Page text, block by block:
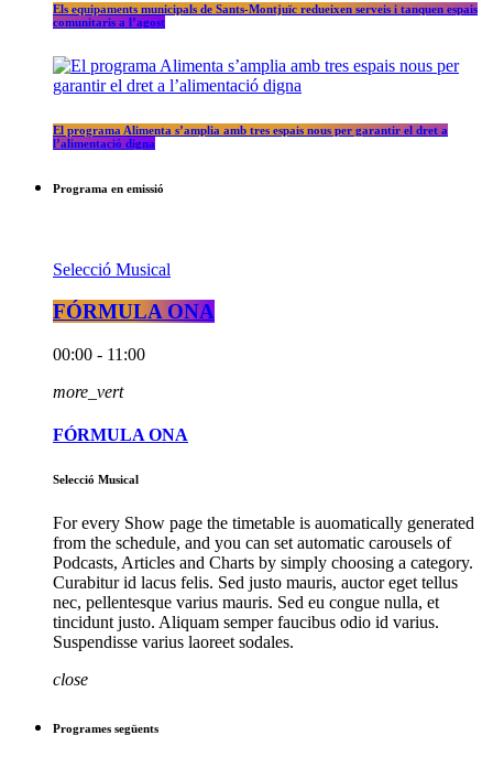
Els equipaments municipals de Sants-Montjuïc redueixen serveis i tanquen espais
comunitaris a l’agost
El programa Alimenta s’amplia amb tres espais nous per garantir el dret a
l’alimentació digna
Programa en emissió
Selecció Musical
FÓRMULA ONA
00:00 - 11:00
more_vert
FÓRMULA ONA
Selecció Musical
For every Show page the timetable is auomatically generated
from the schedule, and you can set automatic carousels of
Podcasts, Articles and Charts by simply choosing a category.
Curabitur id lacus felis. Sed justo mauris, auctor eget tellus
nec, pellentesque varius mauris. Sed eu congue nulla, et
tincidunt justo. Aliquam semper faucibus odio id varius.
Suspendisse varius laoreet sodales.
close
Programes següents